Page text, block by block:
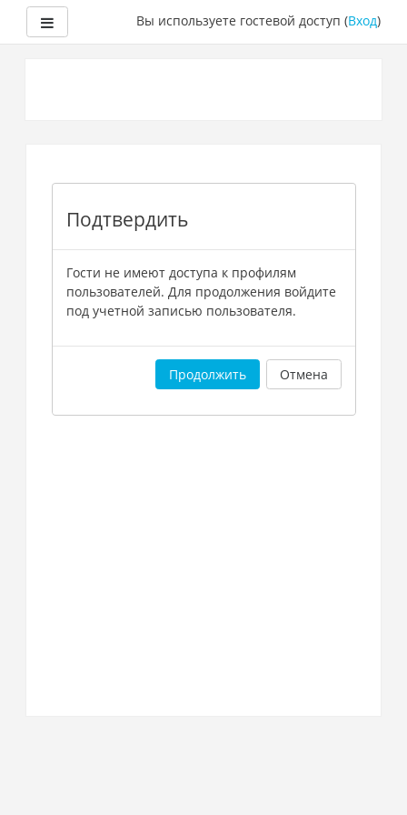
Боковая панельВы используете гостевой доступ (Вход)
Подтвердить
Гости не имеют доступа к профилям
пользователей. Для продолжения войдите
под учетной записью пользователя.
Продолжить Отмена